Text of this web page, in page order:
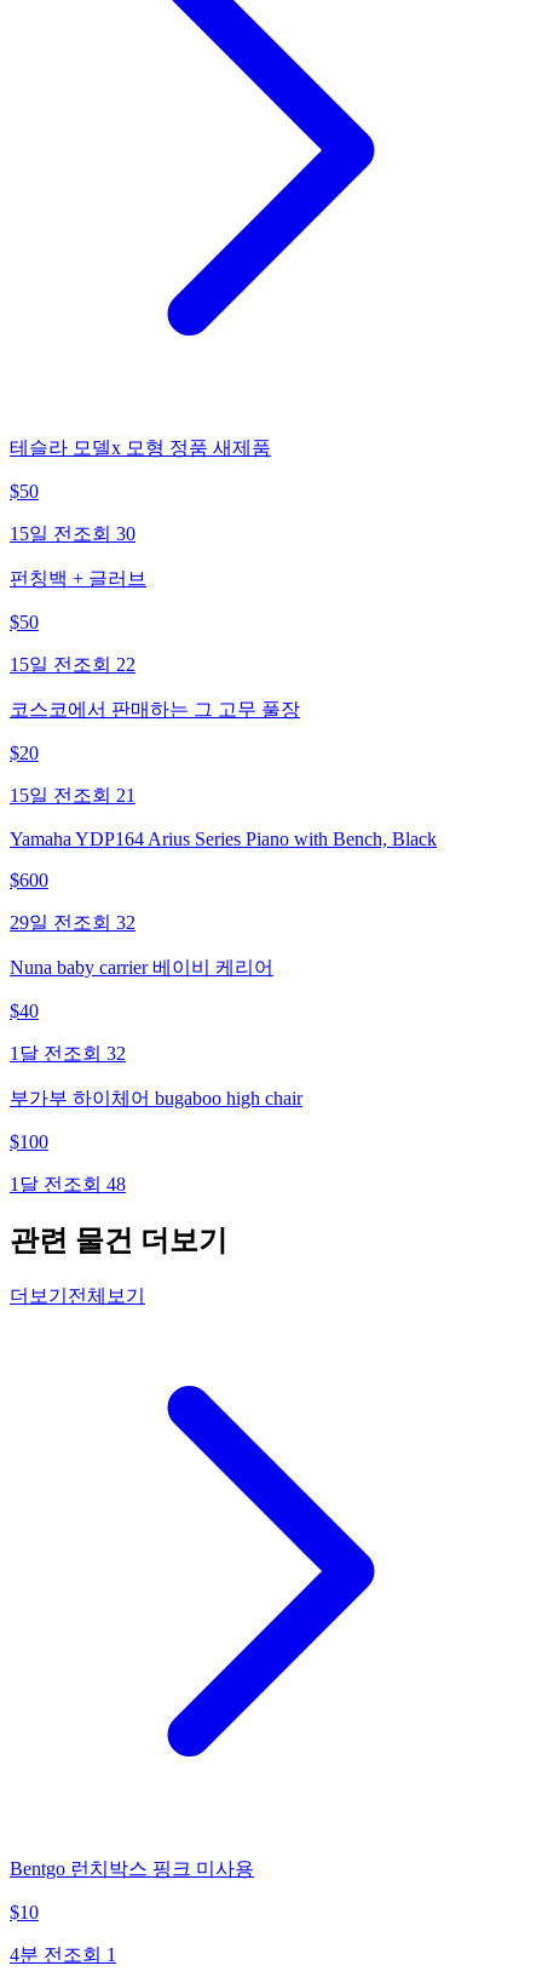
테슬라 모델x 모형 정품 새제품
$50
15일 전 조회 30
펀칭백 + 글러브
$50
15일 전 조회 22
코스코에서 판매하는 그 고무 풀장
$20
15일 전 조회 21
Yamaha YDP164 Arius Series Piano with Bench, Black
$600
29일 전 조회 32
Nuna baby carrier 베이비 케리어
$40
1달 전 조회 32
부가부 하이체어 bugaboo high chair
$100
1달 전 조회 48
관련 물건 더보기
더보기 전체보기
Bentgo 런치박스 핑크 미사용
$10
4분 전 조회 1